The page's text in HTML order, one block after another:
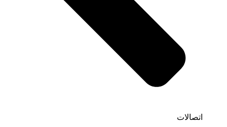
اتصالات